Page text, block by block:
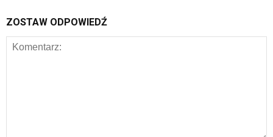
ZOSTAW ODPOWIEDŹ